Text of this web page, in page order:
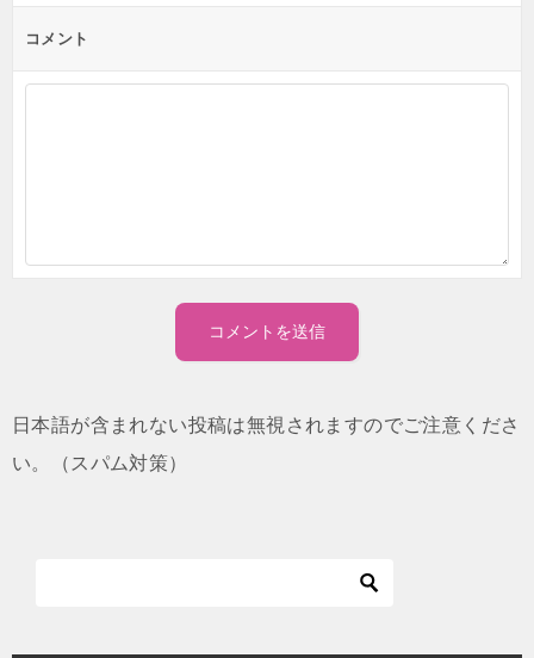
コメント
日本語が含まれない投稿は無視されますのでご注意くださ
い。（スパム対策）